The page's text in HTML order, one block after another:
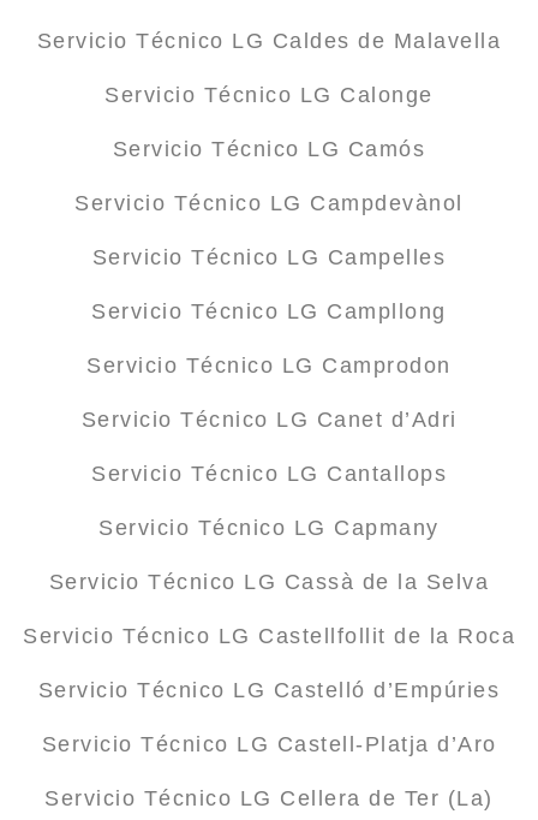
Servicio Técnico LG Caldes de Malavella
Servicio Técnico LG Calonge
Servicio Técnico LG Camós
Servicio Técnico LG Campdevànol
Servicio Técnico LG Campelles
Servicio Técnico LG Campllong
Servicio Técnico LG Camprodon
Servicio Técnico LG Canet d’Adri
Servicio Técnico LG Cantallops
Servicio Técnico LG Capmany
Servicio Técnico LG Cassà de la Selva
Servicio Técnico LG Castellfollit de la Roca
Servicio Técnico LG Castelló d’Empúries
Servicio Técnico LG Castell-Platja d’Aro
Servicio Técnico LG Cellera de Ter (La)